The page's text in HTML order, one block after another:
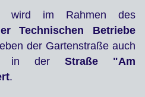
wird im Rahmen des
Technischen Betriebe
der Gartenstraße auch
in der Straße "Am
.